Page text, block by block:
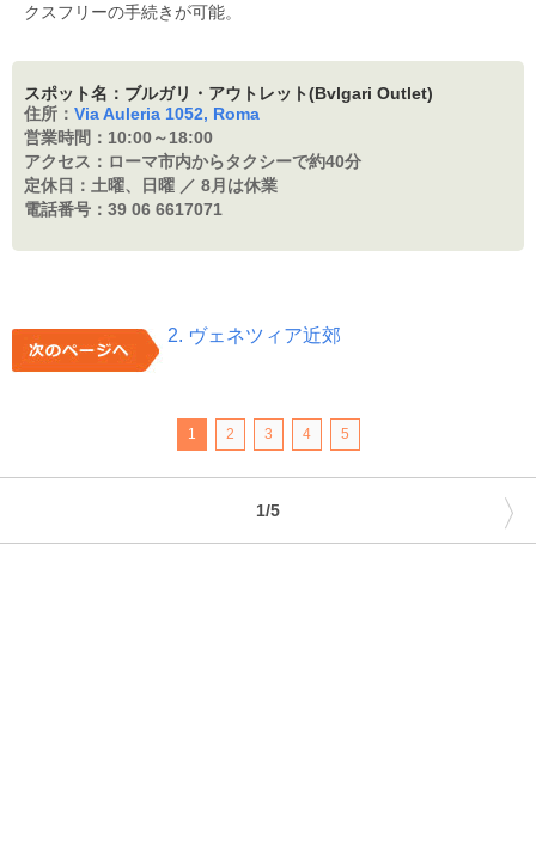
クスフリーの手続きが可能。
スポット名：ブルガリ・アウトレット(Bvlgari Outlet)
住所： Via Auleria 1052, Roma
営業時間： 10:00～18:00
アクセス： ローマ市内からタクシーで約40分
定休日： 土曜、日曜 ／ 8月は休業
電話番号： 39 06 6617071
2. ヴェネツィア近郊
1 2 3 4 5
1/5 〉